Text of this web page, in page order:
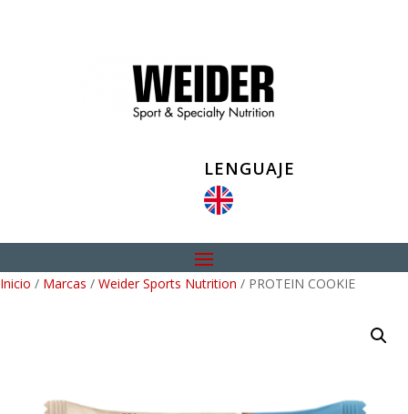
LENGUAJE
Inicio / Marcas / Weider Sports Nutrition / PROTEIN COOKIE